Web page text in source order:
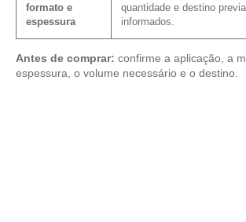
formato e
espessura
quantidade e destino
informados.
Antes de comprar: confirme a aplicação, a
espessura, o volume necessário e o destino.